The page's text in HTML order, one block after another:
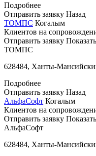
Подробнее
Отправить заявку Назад
ТОМПС Когалым
Клиентов на
Отправить заявку
ТОМПС
628484, Ханты-
Подробнее
Отправить заявку Назад
АльфаСофт Когалым
Клиентов на
Отправить заявку
АльфаСофт
628484, Ханты-